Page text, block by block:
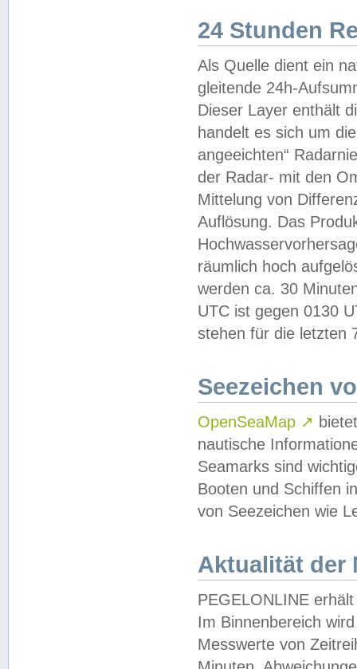
24 Stunden
Als Quelle dient ein
gleitende 24h-
Dieser Layer enthält
handelt es sich um
angeeichten“
der Radar- mit den
Mittelung von
Auflösung. Das
räumlich hoch
werden ca. 30
UTC ist gegen 0130
stehen für die letzten
Seezeichen
OpenSeaMap ↗
nautische
Seamarks sind
Booten und Schiffen
von Seezeichen wie
Aktualität der
PEGELONLINE
Im Binnenbereich
Messwerte von